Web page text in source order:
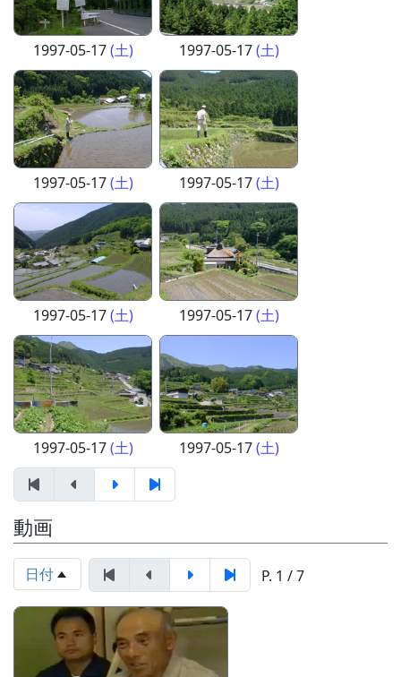
1997-05-17(土) 1997-05-17(土)
1997-05-17(土) 1997-05-17(土)
1997-05-17(土) 1997-05-17(土)
1997-05-17(土) 1997-05-17(土)
動画
日付 P. 1 / 7